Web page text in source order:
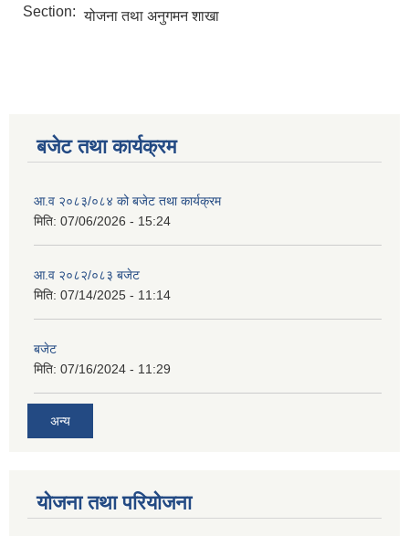
Section: योजना तथा अनुगमन शाखा
बजेट तथा कार्यक्रम
आ.व २०८३/०८४ को बजेट तथा कार्यक्रम
मिति: 07/06/2026 - 15:24
आ.व २०८२/०८३ बजेट
मिति: 07/14/2025 - 11:14
बजेट
मिति: 07/16/2024 - 11:29
अन्य
योजना तथा परियोजना